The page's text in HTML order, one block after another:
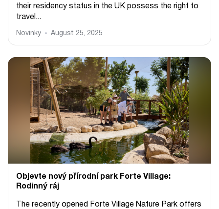
their residency status in the UK possess the right to
travel...
Novinky August 25, 2025
Objevte nový přírodní park Forte Village:
Rodinný ráj
The recently opened Forte Village Nature Park offers